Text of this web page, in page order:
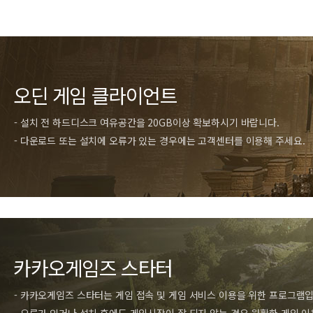
오딘 게임 클라이언트
- 설치 전 하드디스크 여유공간을 20GB이상 확보하시기 바랍니다.
- 다운로드 또는 설치에 오류가 있는 경우에는 고객센터를 이용해 주세요.
카카오게임즈 스타터
- 카카오게임즈 스타터는 게임 접속 및 게임 서비스 이용을 위한 프로그램